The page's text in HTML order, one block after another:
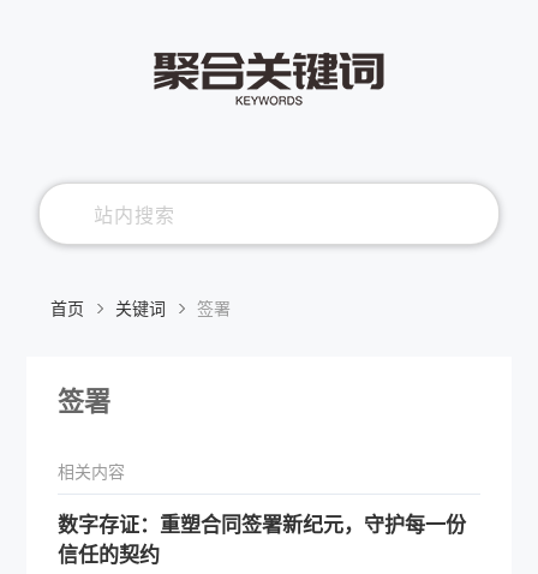
首页 关键词 签署
签署
相关内容
数字存证：重塑合同签署新纪元，守护每一份
信任的契约